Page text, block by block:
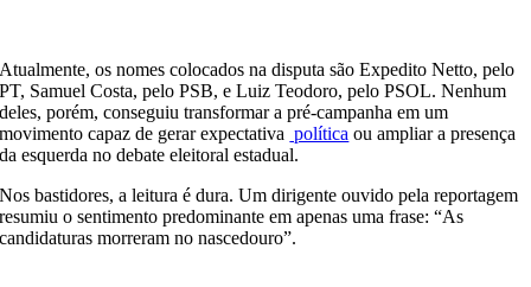
Atualmente, os nomes colocados na disputa são Expedito Netto, pelo
PT, Samuel Costa, pelo PSB, e Luiz Teodoro, pelo PSOL. Nenhum
deles, porém, conseguiu transformar a pré-campanha em um
movimento capaz de gerar expectativa política ou ampliar a presença
da esquerda no debate eleitoral estadual.
Nos bastidores, a leitura é dura. Um dirigente ouvido pela reportagem
resumiu o sentimento predominante em apenas uma frase: “As
candidaturas morreram no nascedouro”.